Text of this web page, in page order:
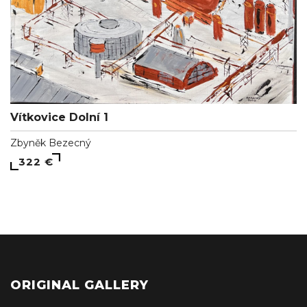
Vítkovice Dolní 1
Zbyněk Bezecný
322 €
ORIGINAL GALLERY